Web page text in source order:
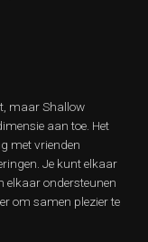
maar Shallow
aan toe. Het
met vrienden
Je kunt elkaar
elkaar ondersteunen
om samen plezier te